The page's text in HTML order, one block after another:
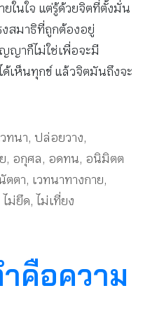
ยในใจ แต่รู้ด้วยจิตที่ตั้งมั่น
สมาธิที่ถูกต้องอยู่
าก็ไม่ใช่เพื่อจะมี
ห็นทุกข์ แล้วจิตมันถึงจะ
ทนา, ปล่อยวาง,
, อกุศล, อดทน, อนิมิตต
ตตา, เวทนาทางกาย,
ไม่ยึด, ไม่เที่ยง
คือความ